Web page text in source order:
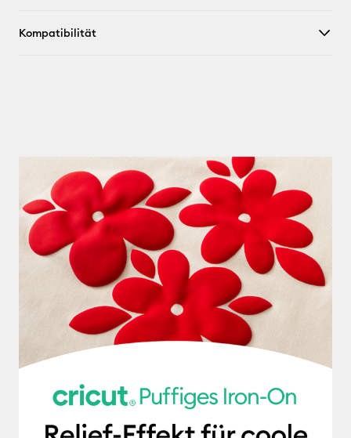
Kompatibilität